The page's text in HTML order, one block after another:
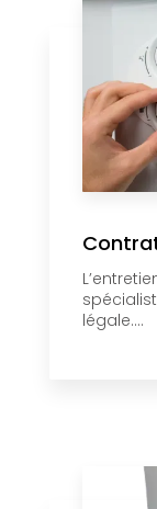
légale....